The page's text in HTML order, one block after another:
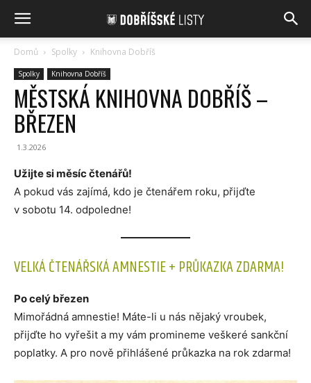
Domů Spolky Knihovna Dobříš
Spolky Knihovna Dobříš
MĚSTSKÁ KNIHOVNA DOBŘÍŠ –
BŘEZEN
1.3.2026
Užijte si měsíc čtenářů!
A pokud vás zajímá, kdo je čtenářem roku, přijďte
v sobotu 14. odpoledne!
VELKÁ ČTENÁŘSKÁ AMNESTIE + PRŮKAZKA ZDARMA!
Po celý březen
Mimořádná amnestie! Máte-li u nás nějaký vroubek,
přijďte ho vyřešit a my vám promineme veškeré sankční
poplatky. A pro nově přihlášené průkazka na rok zdarma!